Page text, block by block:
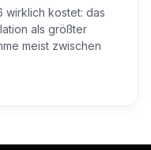
wirklich kostet: das
als größter
meist zwischen